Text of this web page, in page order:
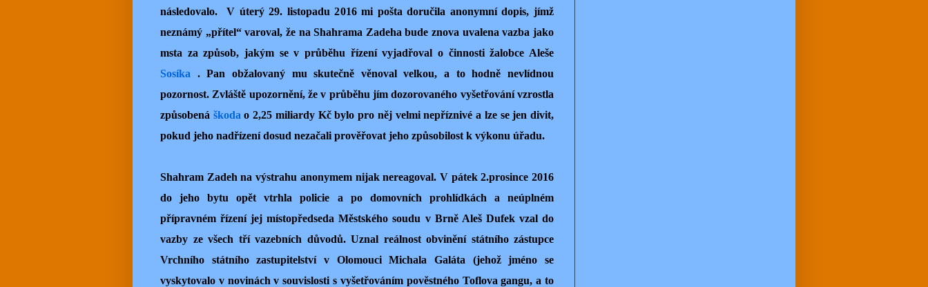
následovalo. V úterý 29. listopadu 2016 mi pošta doručila anonymní dopis, jímž
neznámý „přítel“ varoval, že na Shahrama Zadeha bude znova uvalena vazba jako
msta za způsob, jakým se v průběhu řízení vyjadřoval o činnosti žalobce Aleše
Sosíka . Pan obžalovaný mu skutečně věnoval velkou, a to hodně nevlídnou
pozornost. Zvláště upozornění, že v průběhu jím dozorovaného vyšetřování vzrostla
způsobená škoda o 2,25 miliardy Kč bylo pro něj velmi nepříznivé a lze se jen divit,
pokud jeho nadřízení dosud nezačali prověřovat jeho způsobilost k výkonu úřadu.
Shahram Zadeh na výstrahu anonymem nijak nereagoval. V pátek 2.prosince 2016
do jeho bytu opět vtrhla policie a po domovních prohlídkách a neúplném
přípravném řízení jej místopředseda Městského soudu v Brně Aleš Dufek vzal do
vazby ze všech tří vazebních důvodů. Uznal reálnost obvinění státního zástupce
Vrchního státního zastupitelství v Olomouci Michala Galáta (jehož jméno se
vyskytovalo v novinách v souvislosti s vyšetřováním pověstného Toflova gangu, a to